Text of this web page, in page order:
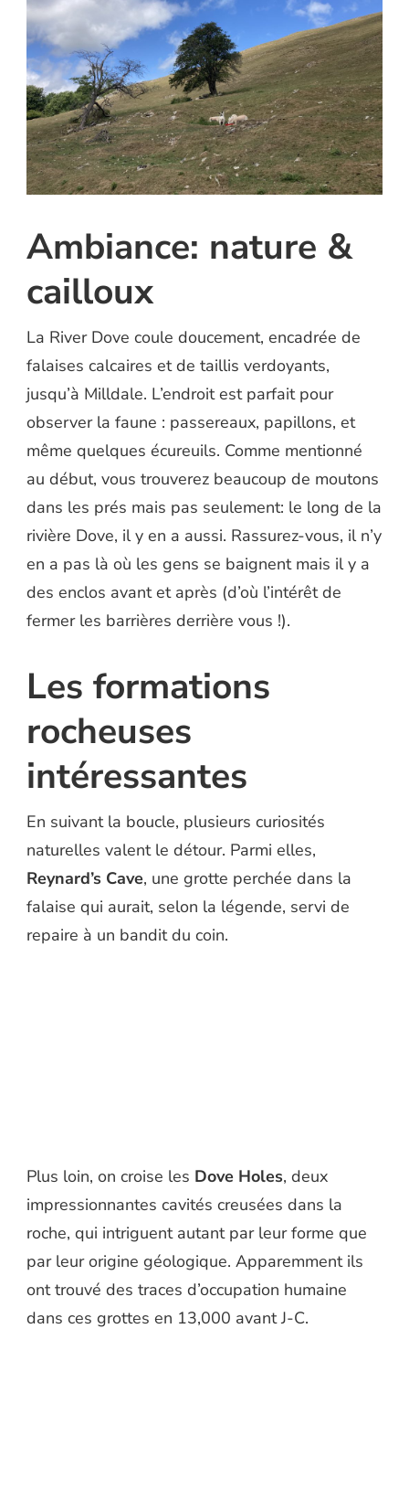
Ambiance: nature &
cailloux
La River Dove coule doucement, encadrée de
falaises calcaires et de taillis verdoyants,
jusqu’à Milldale. L’endroit est parfait pour
observer la faune : passereaux, papillons, et
même quelques écureuils. Comme mentionné
au début, vous trouverez beaucoup de moutons
dans les prés mais pas seulement: le long de la
rivière Dove, il y en a aussi. Rassurez-vous, il n’y
en a pas là où les gens se baignent mais il y a
des enclos avant et après (d’où l’intérêt de
fermer les barrières derrière vous !).
Les formations
rocheuses
intéressantes
En suivant la boucle, plusieurs curiosités
naturelles valent le détour. Parmi elles,
Reynard’s Cave, une grotte perchée dans la
falaise qui aurait, selon la légende, servi de
repaire à un bandit du coin.
Plus loin, on croise les Dove Holes, deux
impressionnantes cavités creusées dans la
roche, qui intriguent autant par leur forme que
par leur origine géologique. Apparemment ils
ont trouvé des traces d’occupation humaine
dans ces grottes en 13,000 avant J-C.